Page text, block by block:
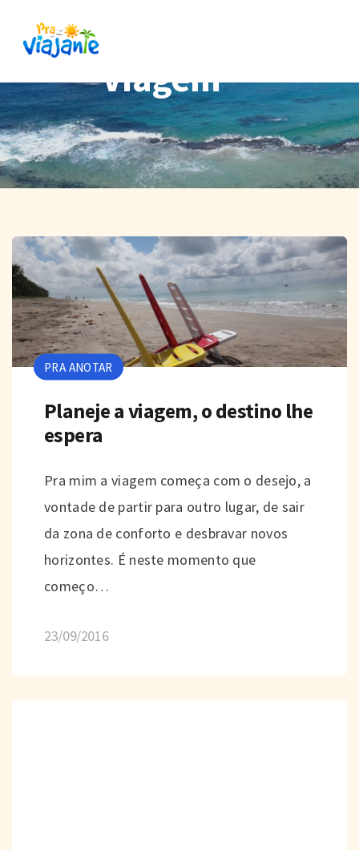
Viagem
PRA ANOTAR
Planeje a viagem, o destino lhe
espera
Pra mim a viagem começa com o desejo, a
vontade de partir para outro lugar, de sair
da zona de conforto e desbravar novos
horizontes. É neste momento que
começo…
23/09/2016